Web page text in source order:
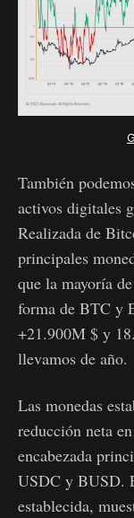
También
activos digitales
Realizada de
principales
que la mayoría
forma de BTC y
+21.900M $ y
llevamos de año.
Las monedas
reducción neta
encabezada
USDC y BUSD.
establecida,